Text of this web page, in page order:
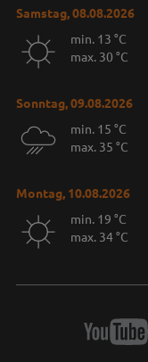
Samstag, 08.08.2026
min. 13 °C
max. 30 °C
Sonntag, 09.08.2026
min. 15 °C
max. 35 °C
Montag, 10.08.2026
min. 19 °C
max. 34 °C